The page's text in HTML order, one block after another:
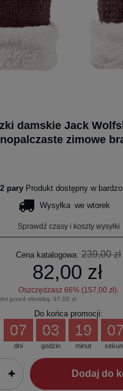
damskie Jack
zimowe
2 pary Produkt dostępny w
Wysyłka we wtorek
Sprawdź czasy i koszty wysyłki
Cena katalogowa: 239,00 zł
82,00 zł
Oszczędzasz 66% (157,00 zł).
przed obniżką: 97,00 zł
Do końca promocji:
dni
07
godzin
03
minut
19 07
Dodaj do